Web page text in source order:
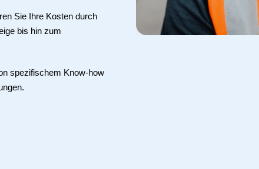
Sie Ihre Kosten durch
bis hin zum
spezifischem Know-how